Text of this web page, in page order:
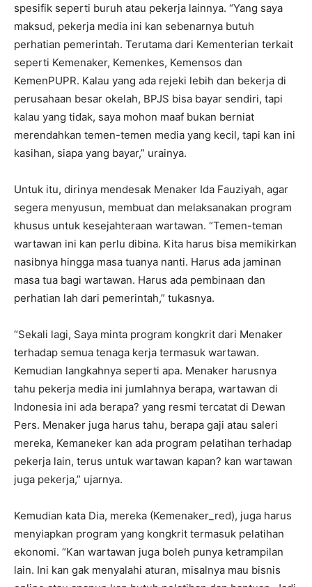
spesifik seperti buruh atau pekerja lainnya. “Yang saya
maksud, pekerja media ini kan sebenarnya butuh
perhatian pemerintah. Terutama dari Kementerian terkait
seperti Kemenaker, Kemenkes, Kemensos dan
KemenPUPR. Kalau yang ada rejeki lebih dan bekerja di
perusahaan besar okelah, BPJS bisa bayar sendiri, tapi
kalau yang tidak, saya mohon maaf bukan berniat
merendahkan temen-temen media yang kecil, tapi kan ini
kasihan, siapa yang bayar,” urainya.
Untuk itu, dirinya mendesak Menaker Ida Fauziyah, agar
segera menyusun, membuat dan melaksanakan program
khusus untuk kesejahteraan wartawan. “Temen-teman
wartawan ini kan perlu dibina. Kita harus bisa memikirkan
nasibnya hingga masa tuanya nanti. Harus ada jaminan
masa tua bagi wartawan. Harus ada pembinaan dan
perhatian lah dari pemerintah,” tukasnya.
“Sekali lagi, Saya minta program kongkrit dari Menaker
terhadap semua tenaga kerja termasuk wartawan.
Kemudian langkahnya seperti apa. Menaker harusnya
tahu pekerja media ini jumlahnya berapa, wartawan di
Indonesia ini ada berapa? yang resmi tercatat di Dewan
Pers. Menaker juga harus tahu, berapa gaji atau saleri
mereka, Kemaneker kan ada program pelatihan terhadap
pekerja lain, terus untuk wartawan kapan? kan wartawan
juga pekerja,” ujarnya.
Kemudian kata Dia, mereka (Kemenaker_red), juga harus
menyiapkan program yang kongkrit termasuk pelatihan
ekonomi. “Kan wartawan juga boleh punya ketrampilan
lain. Ini kan gak menyalahi aturan, misalnya mau bisnis